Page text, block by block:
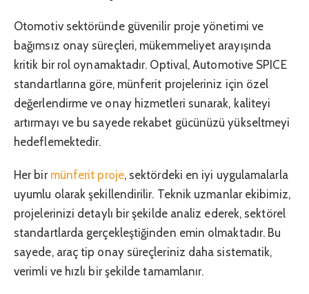
Otomotiv sektöründe güvenilir proje yönetimi ve
bağımsız onay süreçleri, mükemmeliyet arayışında
kritik bir rol oynamaktadır. Optival, Automotive SPICE
standartlarına göre, münferit projeleriniz için özel
değerlendirme ve onay hizmetleri sunarak, kaliteyi
artırmayı ve bu sayede rekabet gücünüzü yükseltmeyi
hedeflemektedir.
Her bir münferit proje, sektördeki en iyi uygulamalarla
uyumlu olarak şekillendirilir. Teknik uzmanlar ekibimiz,
projelerinizi detaylı bir şekilde analiz ederek, sektörel
standartlarda gerçekleştiğinden emin olmaktadır. Bu
sayede, araç tip onay süreçleriniz daha sistematik,
verimli ve hızlı bir şekilde tamamlanır.